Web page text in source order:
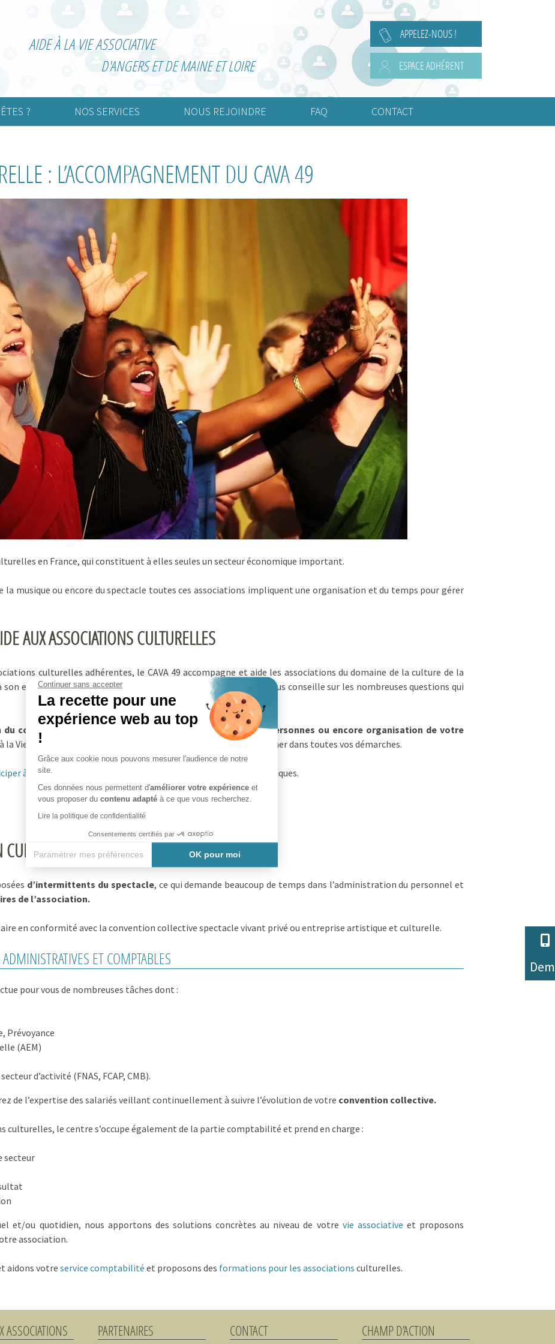
Continuer sans accepter
La recette pour une
expérience web au top
!
Grâce aux cookie nous pouvons mesurer l'audience de notre
site.
Ces données nous permettent d'améliorer votre expérience et
vous proposer du contenu adapté à ce que vous recherchez.
Lire la politique de confidentialité
Consentements certifiés par
Paramétrer mes préférences OK pour moi
Notre plateforme vous permet d'adapter et de gérer vos paramètres de confidentialité, en garantissant la conformité avec
AIDE À LA VIE ASSOCIATIVE
D'ANGERS ET DE MAINE ET LOIRE
APPELEZ-NOUS !
ESPACE ADHÉRENT
?
culturelle
sportive
NOS SERVICES
Vie associative
comptabilité
Externalisation de la paie
Gestion associative
Formations
Domiciliation de votre siége
social
NOUS REJOINDRE
Devenir bénévole
FAQ
Questions de Comptabilité
CONTACT
: L’ACCOMPAGNEMENT DU CAVA 49
en France, qui constituent à elles seules un secteur économique important.
la musique ou encore du spectacle toutes ces associations impliquent une organisation et du temps pour gérer
AUX ASSOCIATIONS CULTURELLES
culturelles adhérentes, le CAVA 49 accompagne et aide les associations du domaine de la culture de la
expertise, le centre est en mesure de vous accompagner et vous conseille sur les nombreuses questions qui
conseil d’administration, gestion des conflits, rôle des personnes ou encore organisation de votre
à la Vie Associative se tient à votre disposition pour vous accompagner dans toutes vos démarches.
à des formations dispensées par le centre sur diverses thématiques.
BÉNÉFICIEZ DE L’ACCOMPAGNEMENT DU CAVA 49
À TOUS LES NIVEAUX
d’intermittents du spectacle, ce qui demande beaucoup de temps dans l’administration du personnel et
de l’association.
en conformité avec la convention collective spectacle vivant privé ou entreprise artistique et culturelle.
ET COMPTABLES
pour vous de nombreuses tâches dont :
Prévoyance
(AEM)
d’activité (FNAS, FCAP, CMB).
de l’expertise des salariés veillant continuellement à suivre l’évolution de votre convention collective.
culturelles, le centre s’occupe également de la partie comptabilité et prend en charge :
secteur
et/ou quotidien, nous apportons des solutions concrètes au niveau de votre vie associative et proposons
association.
aidons votre service comptabilité et proposons des formations pour les associations culturelles.
ASSOCIATIONS PARTENAIRES CONTACT CHAMP D’ACTION